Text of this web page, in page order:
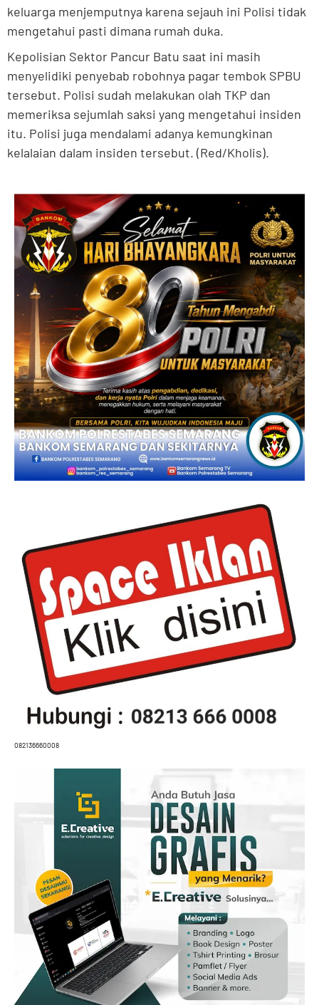
keluarga menjemputnya karena sejauh ini Polisi tidak
mengetahui pasti dimana rumah duka.
Kepolisian Sektor Pancur Batu saat ini masih
menyelidiki penyebab robohnya pagar tembok SPBU
tersebut. Polisi sudah melakukan olah TKP dan
memeriksa sejumlah saksi yang mengetahui insiden
itu. Polisi juga mendalami adanya kemungkinan
kelalaian dalam insiden tersebut. (Red/Kholis).
082136660008